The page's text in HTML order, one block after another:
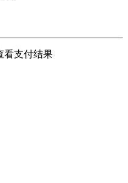
看支付结果